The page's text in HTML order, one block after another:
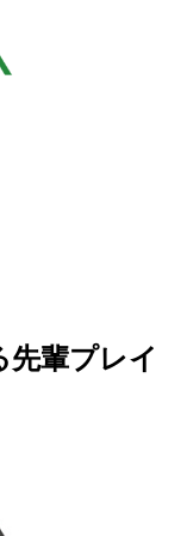
輩プレイ